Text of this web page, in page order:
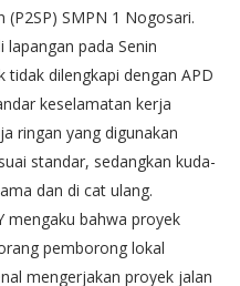
(P2SP) SMPN 1 Nogosari.
pada Senin
dilengkapi dengan APD
keselamatan kerja
ringan yang digunakan
standar, sedangkan kuda-
dan di cat ulang.
mengaku bahwa proyek
pemborong lokal
mengerjakan proyek jalan